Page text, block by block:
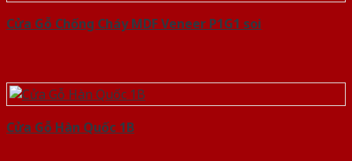
Cửa Gỗ Chống Cháy MDF Veneer P1G1 soi
Cửa Gỗ Hàn Quốc 1B